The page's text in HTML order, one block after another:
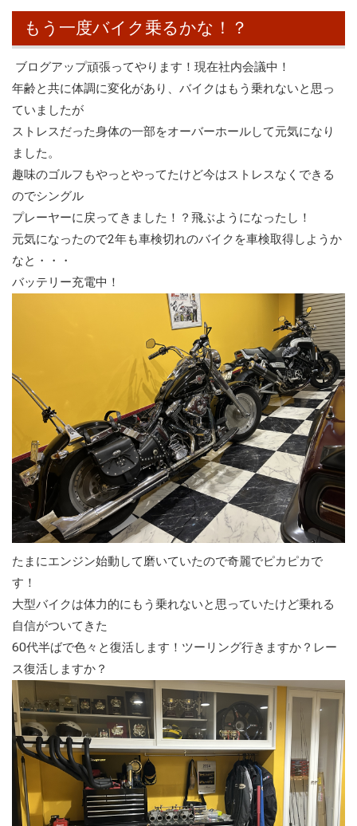
もう一度バイク乗るかな！？
ブログアップ頑張ってやります！現在社内会議中！
年齢と共に体調に変化があり、バイクはもう乗れないと思っ
ていましたが
ストレスだった身体の一部をオーバーホールして元気になり
ました。
趣味のゴルフもやっとやってたけど今はストレスなくできる
のでシングル
プレーヤーに戻ってきました！？飛ぶようになったし！
元気になったので2年も車検切れのバイクを車検取得しようか
なと・・・
バッテリー充電中！
たまにエンジン始動して磨いていたので奇麗でピカピカで
す！
大型バイクは体力的にもう乗れないと思っていたけど乗れる
自信がついてきた
60代半ばで色々と復活します！ツーリング行きますか？レー
ス復活しますか？